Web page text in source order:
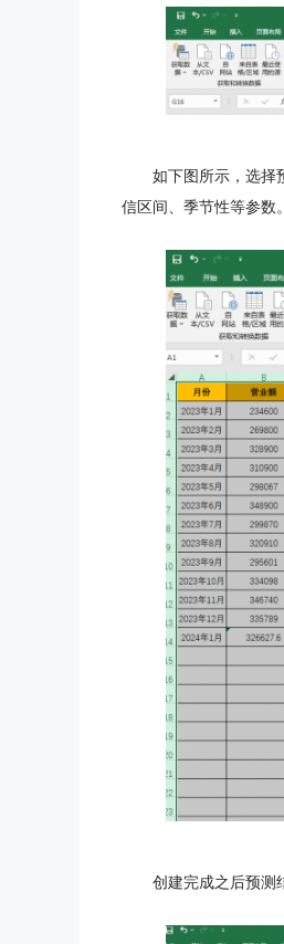
如下图所示，选择
信区间、季节性等参数。
创建完成之后预测